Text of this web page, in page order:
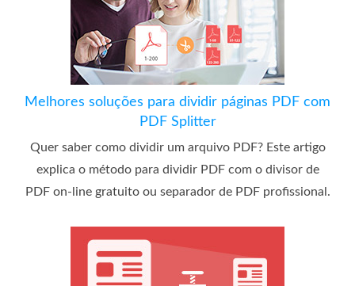
Melhores soluções para dividir páginas PDF com
PDF Splitter
Quer saber como dividir um arquivo PDF? Este artigo
explica o método para dividir PDF com o divisor de
PDF on-line gratuito ou separador de PDF profissional.